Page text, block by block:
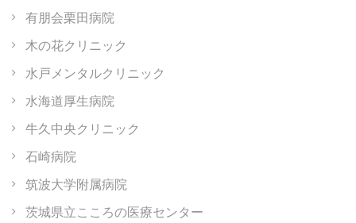
有朋会栗田病院
木の花クリニック
水戸メンタルクリニック
水海道厚生病院
牛久中央クリニック
石崎病院
筑波大学附属病院
茨城県立こころの医療センター